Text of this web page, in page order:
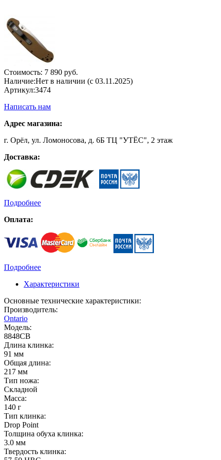
Стоимость: 7 890 руб.
Наличие:Нет в наличии (с 03.11.2025)
Артикул:3474
Написать нам
Адрес магазина:
г. Орёл, ул. Ломоносова, д. 6Б ТЦ "УТЁС", 2 этаж
Доставка:
Подробнее
Оплата:
Подробнее
Характеристики
Основные технические характеристики:
Производитель:
Ontario
Модель:
8848CB
Длина клинка:
91 мм
Общая длина:
217 мм
Тип ножа:
Складной
Масса:
140 г
Тип клинка:
Drop Point
Толщина обуха клинка:
3.0 мм
Твердость клинка: